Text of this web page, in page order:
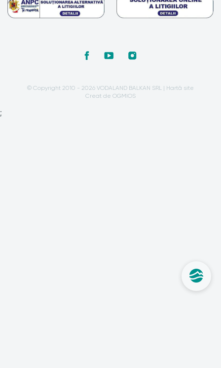
© Copyright 2010 - 2026 VODALAND BALKAN SRL | Hartă site
Creat de OGMIOS
;